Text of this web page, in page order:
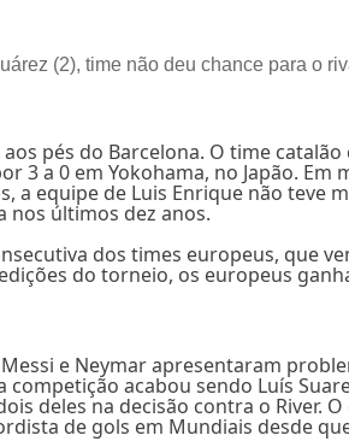
(2), time não deu chance para o
pés do Barcelona. O time
3 a 0 em Yokohama, no Japão.
a equipe de Luis Enrique não
nos últimos dez anos.
dos times europeus, que
do torneio, os europeus
e Neymar apresentaram
competição acabou sendo Luís
deles na decisão contra o River.
de gols em Mundiais desde